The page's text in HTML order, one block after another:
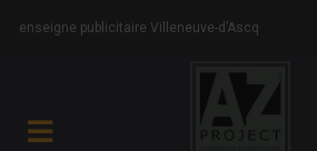
enseigne publicitaire Villeneuve-d’Ascq